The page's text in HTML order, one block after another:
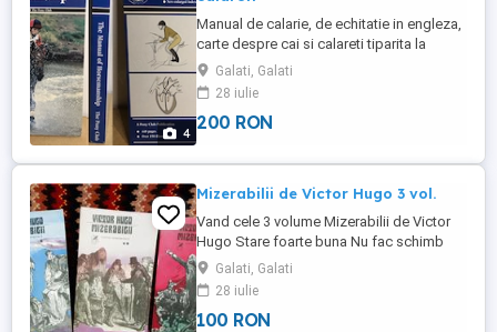
4
Manual de calarie, de echitatie in engleza,
carte despre cai si calareti tiparita la
Wembley, Londra in anul 2000, un manual
substantial in stare foarte buna cu imagini
si explicatii detaliate dintr-o tara cu mare
traditie in acest sport. Rog a trimite mesaj
Galati, Galati
28 iulie
200 RON
Mizerabilii de Victor Hugo 3 vol.
Vand cele 3 volume Mizerabilii de Victor
Hugo Stare foarte buna Nu fac schimb
Prefer predare persoanala vol 1 -640pag
vol 2- 656 pag vol 3 -334pag Ed Cartea
Romaneasca Pretul este pt toate cele 3
volume.
Galati, Galati
28 iulie
100 RON